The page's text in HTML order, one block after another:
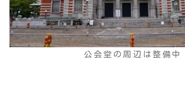
公会堂の周辺は整備中